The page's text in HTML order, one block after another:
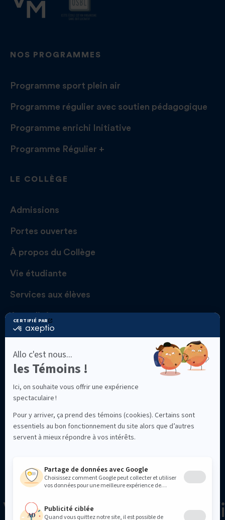
NOS PROGRAMMES
Programme sport plein air
Programme régulier avec soutien pédagogique
Programme enrichi Initiative
Programme Régulier +
LE COLLÈGE
Admissions
Portes ouvertes
À propos du Collège
Vie étudiante
Services aux élèves
Actualités
Location des installations
514 525-2516
H2K 1H3
Collège Ville-